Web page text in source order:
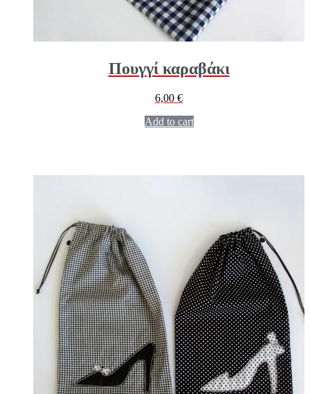
Πουγγί καραβάκι
6,00 €
Add to cart